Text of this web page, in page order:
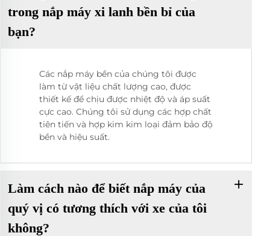
trong nắp máy xi lanh bền bỉ của
bạn?
Các nắp máy bền của chúng tôi được
làm từ vật liệu chất lượng cao, được
thiết kế để chịu được nhiệt độ và áp suất
cực cao. Chúng tôi sử dụng các hợp chất
tiên tiến và hợp kim kim loại đảm bảo độ
bền và hiệu suất.
Làm cách nào để biết nắp máy của
quý vị có tương thích với xe của tôi
không?